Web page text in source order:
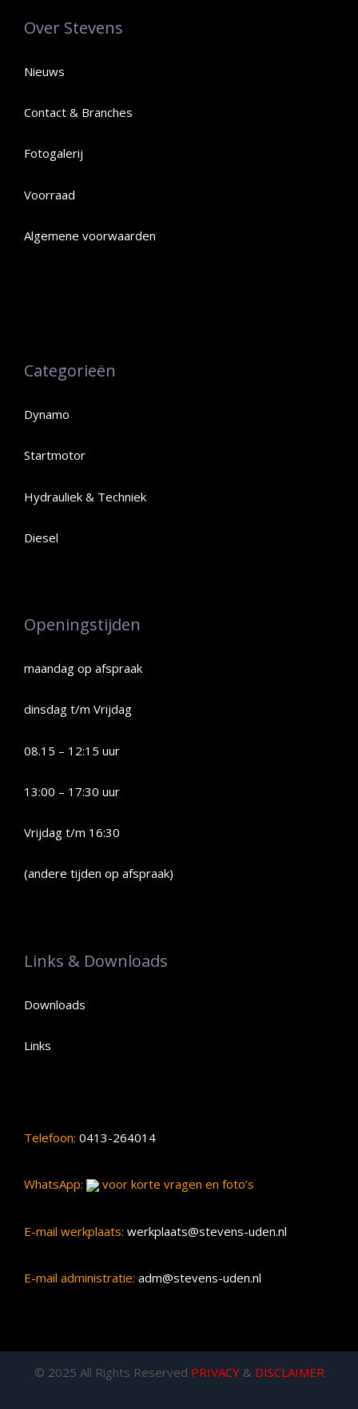
Over Stevens
Nieuws
Contact & Branches
Fotogalerij
Voorraad
Algemene voorwaarden
Categorieën
Dynamo
Startmotor
Hydrauliek & Techniek
Diesel
Openingstijden
maandag op afspraak
dinsdag t/m Vrijdag
08.15 – 12:15 uur
13:00 – 17:30 uur
Vrijdag t/m 16:30
(andere tijden op afspraak)
Links & Downloads
Downloads
Links
Telefoon: 0413-264014
WhatsApp: voor korte vragen en foto’s
E-mail werkplaats: werkplaats@stevens-uden.nl
E-mail administratie: adm@stevens-uden.nl
© 2025 All Rights Reserved PRIVACY& DISCLAIMER